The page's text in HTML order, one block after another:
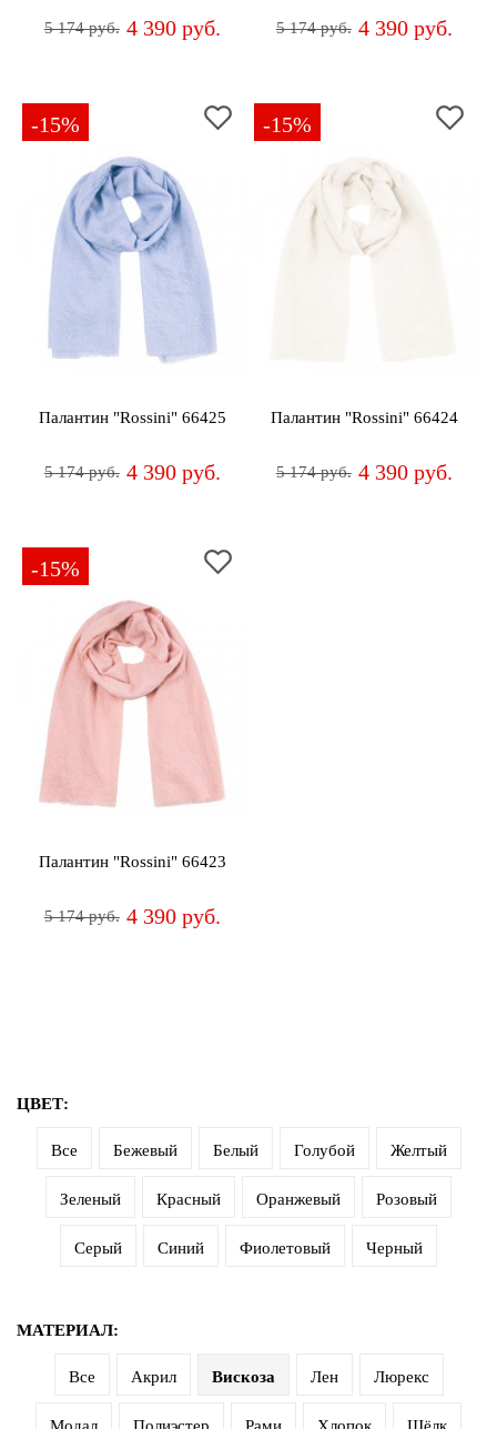
5 174 руб. 4 390 руб. 5 174 руб. 4 390 руб.
-15%
Палантин "Rossini" 66425
5 174 руб. 4 390 руб.
-15%
Палантин "Rossini" 66424
5 174 руб. 4 390 руб.
-15%
Палантин "Rossini" 66423
5 174 руб. 4 390 руб.
ЦВЕТ:
Все Бежевый Белый Голубой Желтый
Зеленый Красный Оранжевый Розовый
Серый Синий Фиолетовый Черный
МАТЕРИАЛ:
Все Акрил Вискоза Лен Люрекс